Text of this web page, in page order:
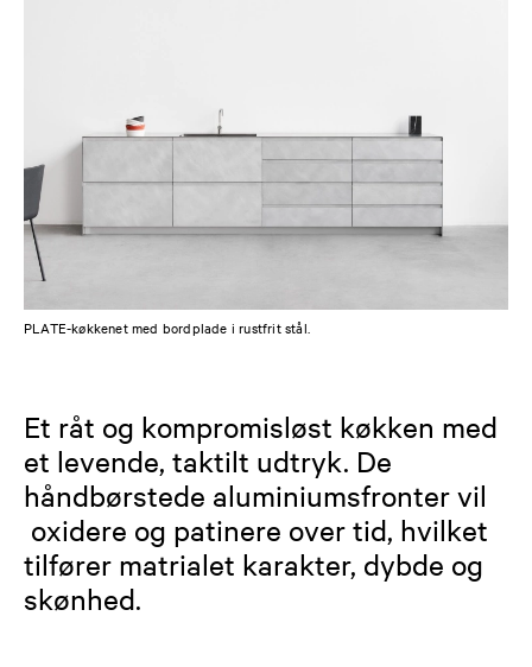
PLATE-køkkenet med bordplade i rustfrit stål.
Et råt og kompromisløst køkken med
et levende, taktilt udtryk. De
håndbørstede aluminiumsfronter vil
oxidere og patinere over tid, hvilket
tilfører matrialet karakter, dybde og
skønhed.